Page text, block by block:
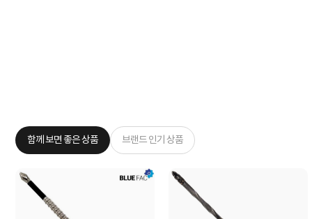
함께 보면 좋은 상품 브랜드 인기 상품